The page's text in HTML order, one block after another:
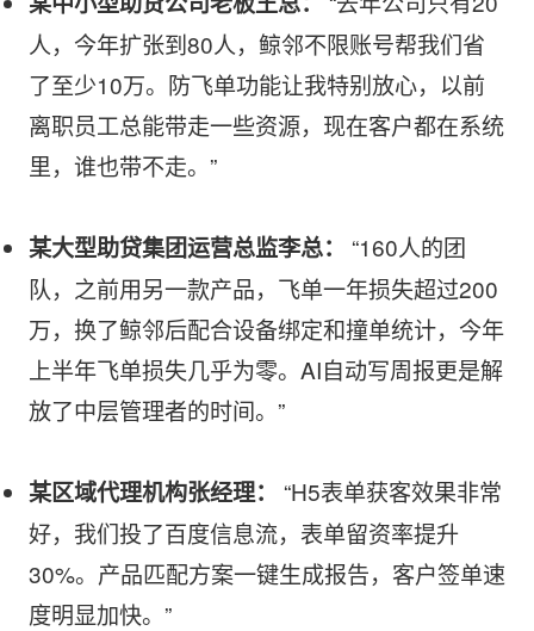
人，今年扩张到80人，鲸邻不限账号帮我们省
了至少10万。防飞单功能让我特别放心，以前
离职员工总能带走一些资源，现在客户都在系统
里，谁也带不走。”
某大型助贷集团运营总监李总：
“160人的团
队，之前用另一款产品，飞单一年损失超过200
万，换了鲸邻后配合设备绑定和撞单统计，今年
上半年飞单损失几乎为零。AI自动写周报更是解
放了中层管理者的时间。”
某区域代理机构张经理：
“H5表单获客效果非常
好，我们投了百度信息流，表单留资率提升
30%。产品匹配方案一键生成报告，客户签单速
度明显加快。”